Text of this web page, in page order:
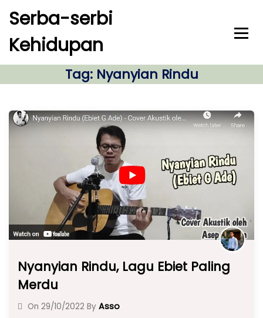
c
Serba-serbi
Kehidupan
Tag: Nyanyian Rindu
Nyanyian Rindu, Lagu Ebiet Paling
Merdu
On 29/10/2022 By Asso